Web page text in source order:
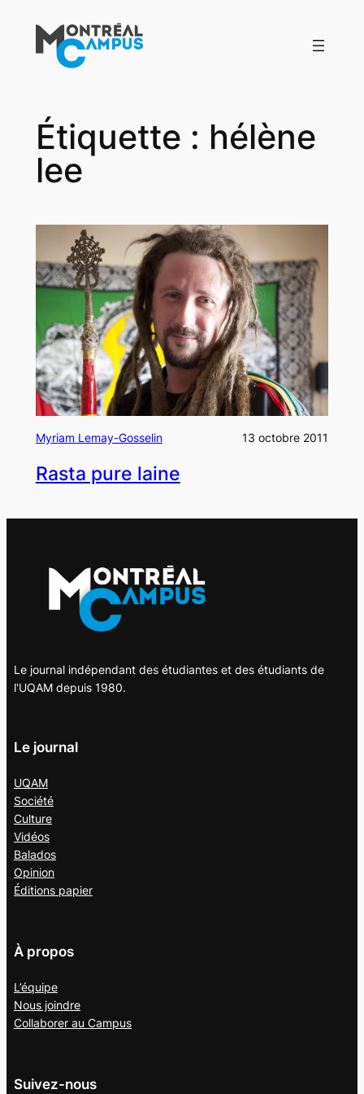
contenu
Étiquette : hélène
lee
Myriam Lemay-Gosselin 13 octobre 2011
Rasta pure laine
Le journal indépendant des étudiantes et des étudiants de
l'UQAM depuis 1980.
Le journal
UQAM
Société
Culture
Vidéos
Balados
Opinion
Éditions papier
À propos
L’équipe
Nous joindre
Collaborer au Campus
Suivez-nous